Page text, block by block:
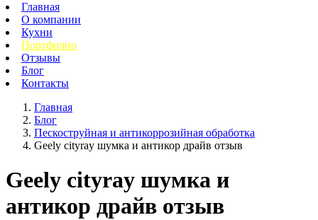
Главная
О компании
Кухни
Портфолио
Отзывы
Блог
Контакты
Главная
Блог
Пескоструйная и антикоррозийная обработка
Geely cityray шумка и антикор драйв отзыв
Geely cityray шумка и
антикор драйв отзыв